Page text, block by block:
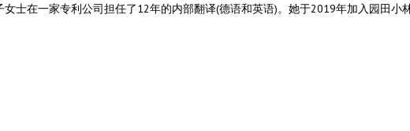
士在一家专利公司担任了12年的内部翻译(德语和英语)。她于2019年加入园田小林